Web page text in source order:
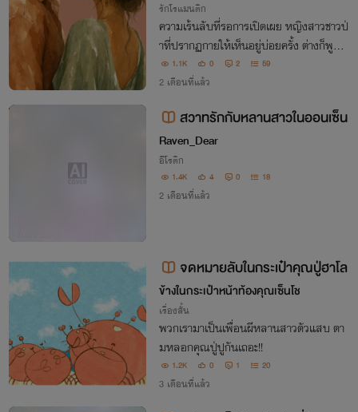
รักโรแมนติก
ความเร้นลับที่รอการเปิดเผย หญิงสาวชาวป่
าที่ปรากฏกายให้เห็นอยู่บ่อยครั้ง ต่างก็พูดเป็
นเสียงเดียวกันว่าเธอช่างสวยงามราวกับนาง
อัปสรา แต่สำหรับชาวบ้านในหมู่บ้านเร้นลับ
1.1K 0 2 59
2 เดือนที่แล้ว
สวาทรักกับหลานสาวในออนเซ็น
Raven_Dear
อีโรติก
1.4K 4 0 18
2 เดือนที่แล้ว
จดหมายลับในกระเป๋าคุณปู่ฮาโล
ข้างในกระเป๋าหน้าท้องคุณเซ็นโช
เรื่องสั้น
พวกเรามาเป็นเพื่อนผีหลานสาวตัวแสบ ตา
มหลอกคุณปู่ปูกันเถอะ!!
1.2K 0 1 20
3 เดือนที่แล้ว